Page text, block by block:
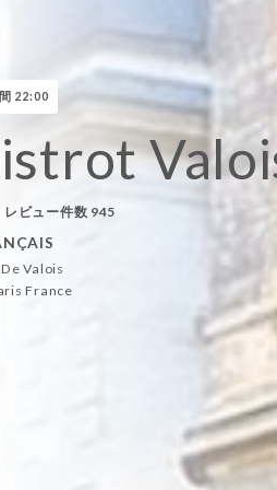
22:00
レビュー件数 945
Valois
France